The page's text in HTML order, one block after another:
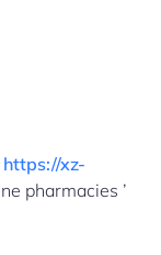
https://xz-
pharmacies ’